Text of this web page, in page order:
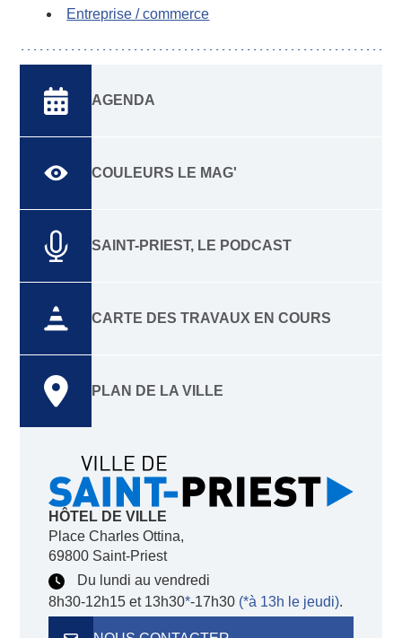
Entreprise / commerce
AGENDA
COULEURS LE MAG'
SAINT-PRIEST, LE PODCAST
CARTE DES TRAVAUX EN COURS
PLAN DE LA VILLE
HÔTEL DE VILLE
Place Charles Ottina,
69800 Saint-Priest
Du lundi au vendredi
8h30-12h15 et 13h30*-17h30 (*à 13h le jeudi).